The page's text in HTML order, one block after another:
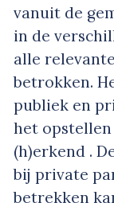
vanuit de
in de
alle
betrokken.
publiek en
het
(h)erkend .
bij private
betrekken